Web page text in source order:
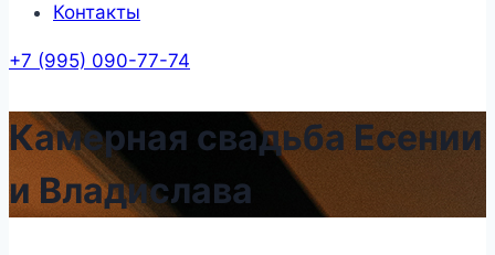
Контакты
+7 (995) 090-77-74
Камерная свадьба Есении
и Владислава